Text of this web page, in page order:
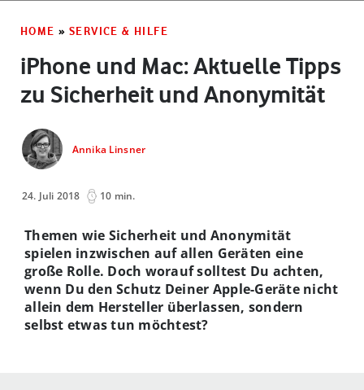
HOME » SERVICE & HILFE
iPhone und Mac: Aktuelle Tipps
zu Sicherheit und Anonymität
Annika Linsner
24. Juli 2018 10 min.
Themen wie Sicherheit und Anonymität
spielen inzwischen auf allen Geräten eine
große Rolle. Doch worauf solltest Du achten,
wenn Du den Schutz Deiner Apple-Geräte nicht
allein dem Hersteller überlassen, sondern
selbst etwas tun möchtest?